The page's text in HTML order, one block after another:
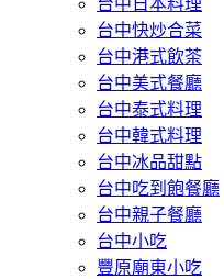
台中日本料理
台中快炒合菜
台中港式飲茶
台中美式餐廳
台中泰式料理
台中韓式料理
台中冰品甜點
台中吃到飽餐廳
台中親子餐廳
台中小吃
豐原廟東小吃